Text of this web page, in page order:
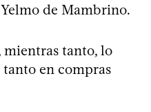
de Mambrino.
mientras tanto, lo
en compras